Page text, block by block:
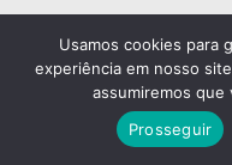
Usamos cookies para
experiência em nosso
assumiremos
Prosseguir